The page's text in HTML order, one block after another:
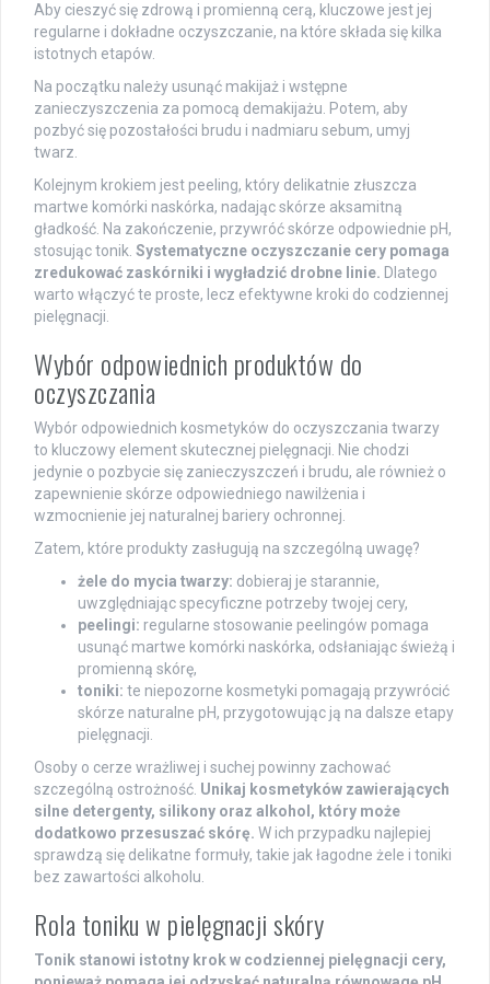
Aby cieszyć się zdrową i promienną cerą, kluczowe jest jej
regularne i dokładne oczyszczanie, na które składa się kilka
istotnych etapów.
Na początku należy usunąć makijaż i wstępne
zanieczyszczenia za pomocą demakijażu. Potem, aby
pozbyć się pozostałości brudu i nadmiaru sebum, umyj
twarz.
Kolejnym krokiem jest peeling, który delikatnie złuszcza
martwe komórki naskórka, nadając skórze aksamitną
gładkość. Na zakończenie, przywróć skórze odpowiednie pH,
stosując tonik. Systematyczne oczyszczanie cery pomaga
zredukować zaskórniki i wygładzić drobne linie. Dlatego
warto włączyć te proste, lecz efektywne kroki do codziennej
pielęgnacji.
Wybór odpowiednich produktów do
oczyszczania
Wybór odpowiednich kosmetyków do oczyszczania twarzy
to kluczowy element skutecznej pielęgnacji. Nie chodzi
jedynie o pozbycie się zanieczyszczeń i brudu, ale również o
zapewnienie skórze odpowiedniego nawilżenia i
wzmocnienie jej naturalnej bariery ochronnej.
Zatem, które produkty zasługują na szczególną uwagę?
żele do mycia twarzy: dobieraj je starannie,
uwzględniając specyficzne potrzeby twojej cery,
peelingi: regularne stosowanie peelingów pomaga
usunąć martwe komórki naskórka, odsłaniając świeżą i
promienną skórę,
toniki: te niepozorne kosmetyki pomagają przywrócić
skórze naturalne pH, przygotowując ją na dalsze etapy
pielęgnacji.
Osoby o cerze wrażliwej i suchej powinny zachować
szczególną ostrożność. Unikaj kosmetyków zawierających
silne detergenty, silikony oraz alkohol, który może
dodatkowo przesuszać skórę. W ich przypadku najlepiej
sprawdzą się delikatne formuły, takie jak łagodne żele i toniki
bez zawartości alkoholu.
Rola toniku w pielęgnacji skóry
Tonik stanowi istotny krok w codziennej pielęgnacji cery,